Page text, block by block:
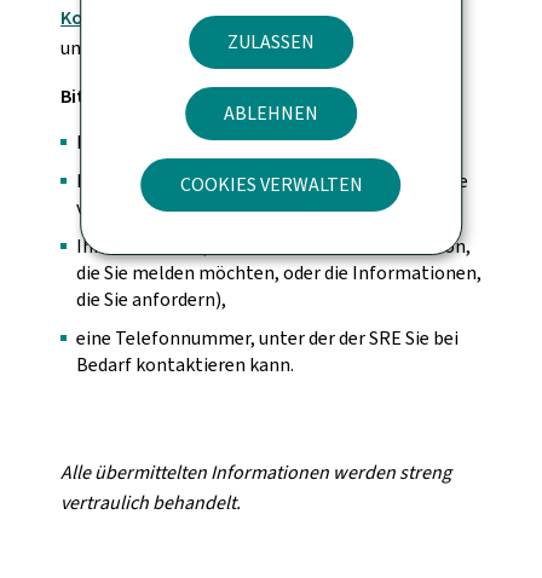
ZULASSEN
ABLEHNEN
COOKIES VERWALTEN
Kontaktformularausfüllen oder uns per E-Mail
unter
info@me.etat.lukontaktieren.
Bitte geben Sie in Ihrer Nachricht Folgendes an:
Ihren Namen und Vornamen,
Ihren Arbeitgeber oder die Organisation, die Sie
vertreten (sofern zutreffend),
Ihre Nachricht (bitte schildern Sie die Situation,
die Sie melden möchten, oder die Informationen,
die Sie anfordern),
eine Telefonnummer, unter der der SRE Sie bei
Bedarf kontaktieren kann.
Alle übermittelten Informationen werden streng
vertraulich behandelt.